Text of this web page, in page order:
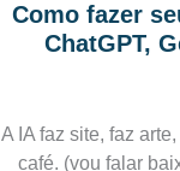
Como fazer
ChatGPT,
A IA faz site, faz
café. (vou falar